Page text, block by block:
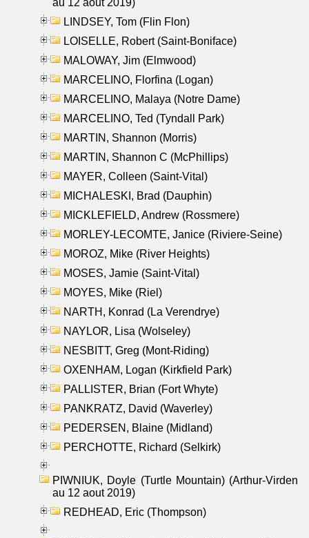
LINDSEY, Tom (Flin Flon)
LOISELLE, Robert (Saint-Boniface)
MALOWAY, Jim (Elmwood)
MARCELINO, Florfina (Logan)
MARCELINO, Malaya (Notre Dame)
MARCELINO, Ted (Tyndall Park)
MARTIN, Shannon (Morris)
MARTIN, Shannon C (McPhillips)
MAYER, Colleen (Saint-Vital)
MICHALESKI, Brad (Dauphin)
MICKLEFIELD, Andrew (Rossmere)
MORLEY-LECOMTE, Janice (Riviere-Seine)
MOROZ, Mike (River Heights)
MOSES, Jamie (Saint-Vital)
MOYES, Mike (Riel)
NARTH, Konrad (La Verendrye)
NAYLOR, Lisa (Wolseley)
NESBITT, Greg (Mont-Riding)
OXENHAM, Logan (Kirkfield Park)
PALLISTER, Brian (Fort Whyte)
PANKRATZ, David (Waverley)
PEDERSEN, Blaine (Midland)
PERCHOTTE, Richard (Selkirk)
PIWNIUK, Doyle (Turtle Mountain) (Arthur-Virden
au 12 aout 2019)
REDHEAD, Eric (Thompson)